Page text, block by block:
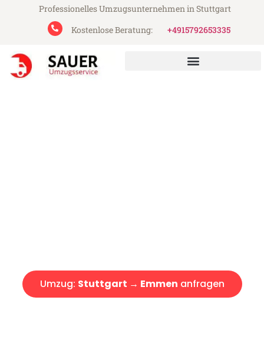
Professionelles Umzugsunternehmen in Stuttgart
Kostenlose Beratung:
+4915792653335
Umzug: Stuttgart → Emmen anfragen